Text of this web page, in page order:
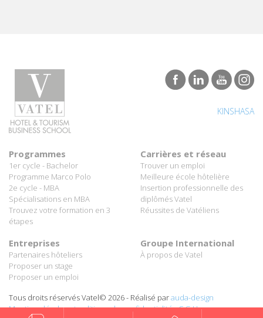
KINSHASA
Programmes
1er cycle - Bachelor
Programme Marco Polo
2e cycle - MBA
Spécialisations en MBA
Trouvez votre formation en 3
étapes
Carrières et réseau
Trouver un emploi
Meilleure école hôtelière
Insertion professionnelle des
diplômés Vatel
Réussites de Vatéliens
Entreprises
Partenaires hôteliers
Proposer un stage
Proposer un emploi
Groupe International
À propos de Vatel
Tous droits réservés Vatel© 2026 - Réalisé parauda-design
Mentions légales et politique de confidentialité-C.G.U.